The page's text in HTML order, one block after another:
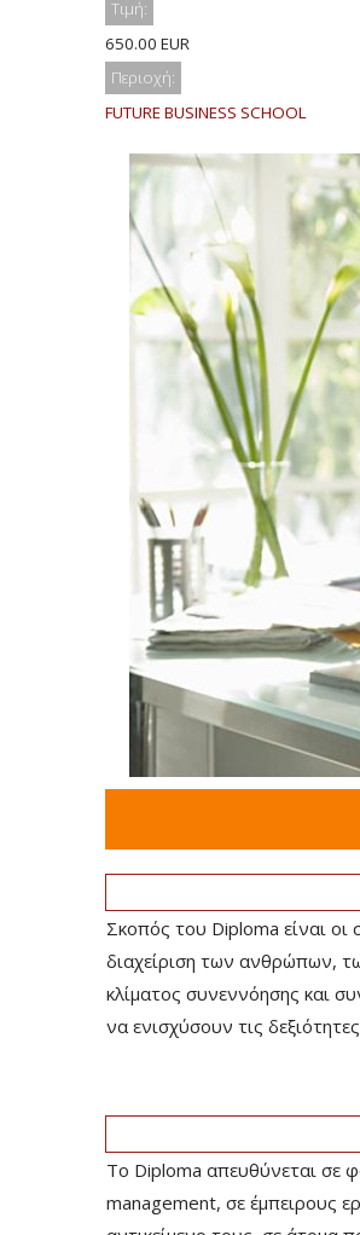
Τιμή:
650.00 EUR
Περιοχή:
FUTURE BUSINESS SCHOOL
Σκοπός του Diploma είναι οι
διαχείριση των ανθρώπων,
κλίματος συνεννόησης και
να ενισχύσουν τις
Το Diploma απευθύνεται σε
management, σε έμπειρους